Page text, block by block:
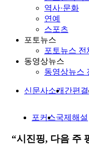
역사·문화
연예
스포츠
포토뉴스
포토뉴스 전
동영상뉴스
동영상뉴스
신문사소개 간편결
포커스국제해설
“시진핑, 다음 주